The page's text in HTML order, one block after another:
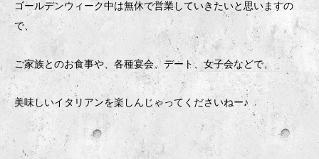
ゴールデンウィーク中は無休で営業していきたいと思いますの
で、
ご家族とのお食事や、各種宴会、デート、女子会などで、
美味しいイタリアンを楽しんじゃってくださいねー♪